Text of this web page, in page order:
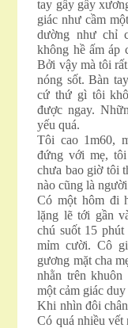
tay gầy gầy
giác như cầm
dường như chỉ
không hề ấm áp
Bởi vậy mà tôi
nóng sốt. Bàn
cứ thứ gì tôi
được ngay.
yếu quá.
Tôi cao 1m60,
đứng với mẹ,
chưa bao giờ tôi
nào cũng là
Có một hôm đi
lặng lẽ tới gần
chú suốt 15
mỉm cười. Cô
gương mặt cha
nhằn trên
một cảm giác
Khi nhìn đôi
Có quá nhiều vết